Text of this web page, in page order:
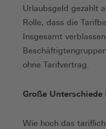
Urlaubsgeld gezahlt
Rolle, dass die
Insgesamt
ohne Tarifvertrag.
Große
Wie hoch das